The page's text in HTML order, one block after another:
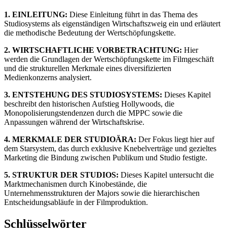
1. EINLEITUNG: Diese Einleitung führt in das Thema des
Studiosystems als eigenständigen Wirtschaftszweig ein und erläutert
die methodische Bedeutung der Wertschöpfungskette.
2. WIRTSCHAFTLICHE VORBETRACHTUNG: Hier
werden die Grundlagen der Wertschöpfungskette im Filmgeschäft
und die strukturellen Merkmale eines diversifizierten
Medienkonzerns analysiert.
3. ENTSTEHUNG DES STUDIOSYSTEMS: Dieses Kapitel
beschreibt den historischen Aufstieg Hollywoods, die
Monopolisierungstendenzen durch die MPPC sowie die
Anpassungen während der Wirtschaftskrise.
4. MERKMALE DER STUDIOÄRA: Der Fokus liegt hier auf
dem Starsystem, das durch exklusive Knebelverträge und gezieltes
Marketing die Bindung zwischen Publikum und Studio festigte.
5. STRUKTUR DER STUDIOS: Dieses Kapitel untersucht die
Marktmechanismen durch Kinobestände, die
Unternehmensstrukturen der Majors sowie die hierarchischen
Entscheidungsabläufe in der Filmproduktion.
Schlüsselwörter